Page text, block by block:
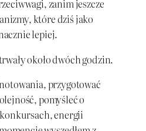
zanim jeszcze
które dziś jako
lepiej.
około dwóch godzin.
przygotować
pomyśleć o
energii